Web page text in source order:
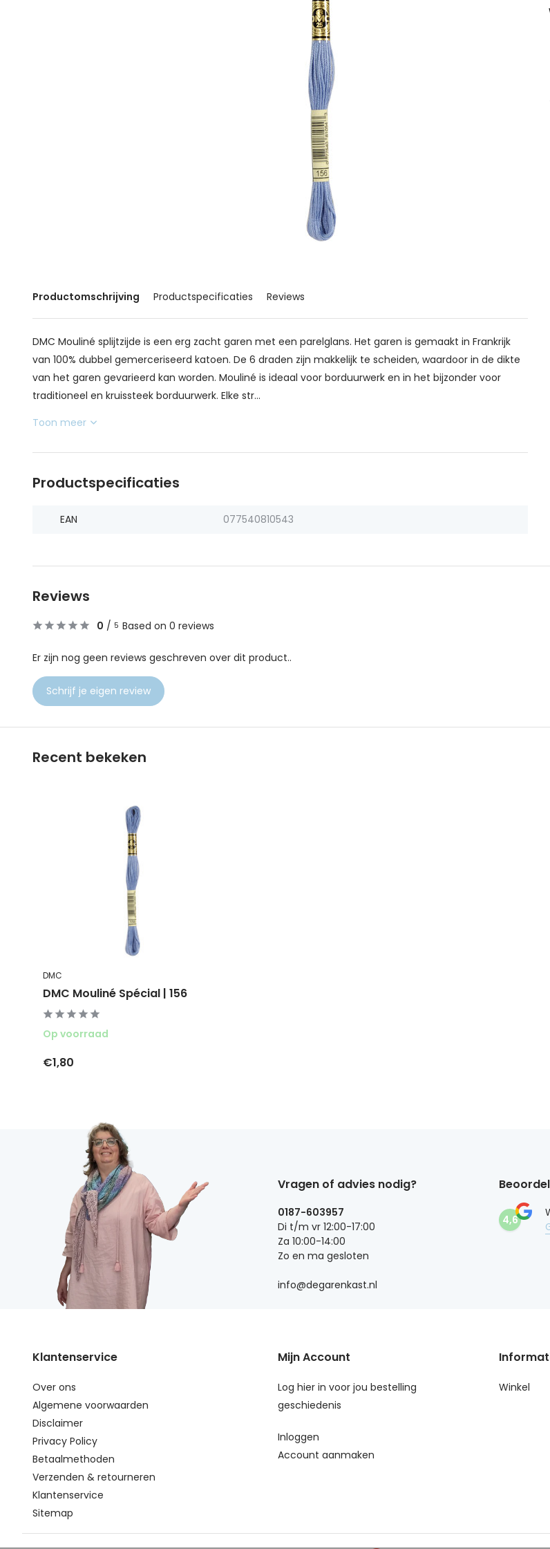
Productomschrijving Productspecificaties Reviews
DMC Mouliné splijtzijde is een erg zacht garen met een parelglans. Het garen is gemaakt in Frankrijk
van 100% dubbel gemerceriseerd katoen. De 6 draden zijn makkelijk te scheiden, waardoor in de dikte
van het garen gevarieerd kan worden. Mouliné is ideaal voor borduurwerk en in het bijzonder voor
traditioneel en kruissteek borduurwerk. Elke str...
Toon meer
Productspecificaties
EAN 077540810543
Reviews
0 / 5 Based on 0 reviews
Er zijn nog geen reviews geschreven over dit product..
Schrijf je eigen review
Recent bekeken
DMC
DMC Mouliné Spécial | 156
Op voorraad
€1,80
Vragen of advies nodig?
0187-603957
Di t/m vr 12:00-17:00
Za 10:00-14:00
Zo en ma gesloten
info@degarenkast.nl
4,6
Klantenservice
Over ons
Algemene voorwaarden
Disclaimer
Privacy Policy
Betaalmethoden
Verzenden & retourneren
Klantenservice
Sitemap
Mijn Account
Log hier in voor jou bestelling
geschiedenis
Inloggen
Account aanmaken
Winkel